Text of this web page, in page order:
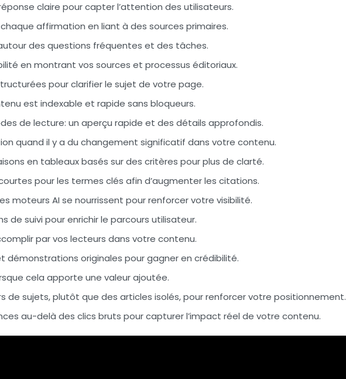
claire pour capter l’attention des utilisateurs.
affirmation en liant à des sources primaires.
des questions fréquentes et des tâches.
en montrant vos sources et processus éditoriaux.
pour clarifier le sujet de votre page.
est indexable et rapide sans bloqueurs.
de lecture: un aperçu rapide et des détails approfondis.
quand il y a du changement significatif dans votre contenu.
en tableauxbasés sur des critères pour plus de clarté.
pour les termes clés afin d’augmenter les citations.
moteurs AI se nourrissent pour renforcer votre visibilité.
de suivi pour enrichir le parcours utilisateur.
par vos lecteurs dans votre contenu.
démonstrations originales pour gagner en crédibilité.
cela apporte une valeur ajoutée.
de sujets, plutôt que des articles isolés, pour renforcer votre positionnement.
au-delà des clics bruts pour capturer l’impact réel de votre contenu.